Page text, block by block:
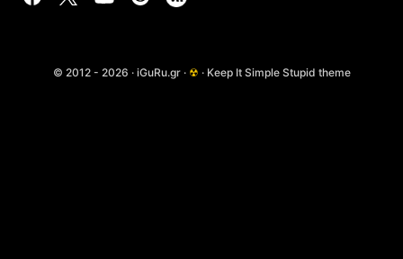
© 2012 - 2026 · iGuRu.gr · ☢ · Keep It Simple Stupid theme